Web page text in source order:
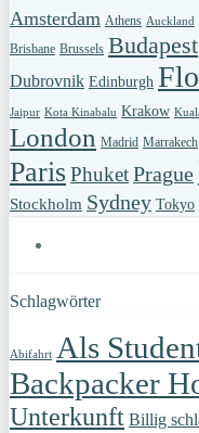
Amsterdam Athens Auckland
Brisbane Brussels Budapest
Dubrovnik Edinburgh
Jaipur Kota Kinabalu Krakow
London Madrid Marrakech
ParisPhuketPrague
Stockholm Sydney Tokyo
Schlagwörter
Abifahrt Als
Backpacker
Unterkunft Billig